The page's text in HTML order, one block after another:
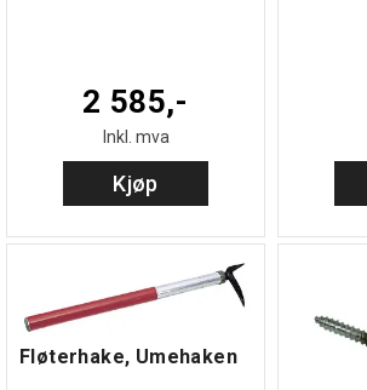
2 585,-
Inkl. mva
Kjøp
Fløterhake, Umehaken